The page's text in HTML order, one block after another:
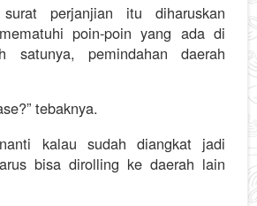
perjanjian itu diharuskan
poin-poin yang ada di
satunya, pemindahan daerah
tebaknya.
kalau sudah diangkat jadi
bisa dirolling ke daerah lain